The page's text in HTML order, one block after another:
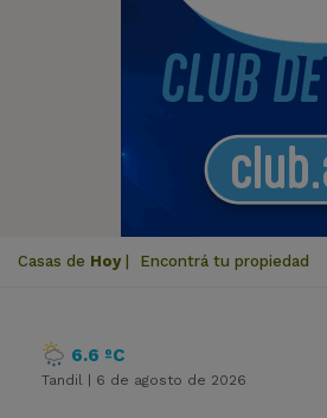
Casas de Hoy Encontrá tu propiedad
6.6 ºC
Tandil | 6 de agosto de 2026